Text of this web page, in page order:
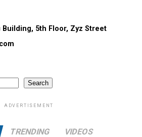
5th Floor, Zyz Street
Search
ADVERTISEMENT
TRENDING VIDEOS